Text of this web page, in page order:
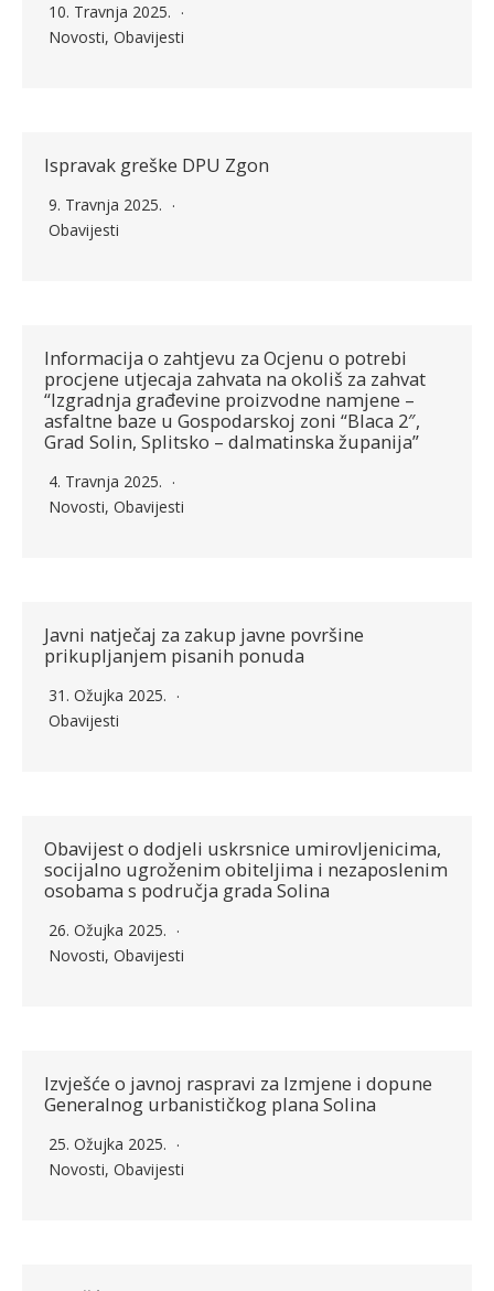
10. Travnja 2025.
Novosti, Obavijesti
Ispravak greške DPU Zgon
9. Travnja 2025.
Obavijesti
Informacija o zahtjevu za Ocjenu o potrebi
procjene utjecaja zahvata na okoliš za zahvat
“Izgradnja građevine proizvodne namjene –
asfaltne baze u Gospodarskoj zoni “Blaca 2″,
Grad Solin, Splitsko – dalmatinska županija”
4. Travnja 2025.
Novosti, Obavijesti
Javni natječaj za zakup javne površine
prikupljanjem pisanih ponuda
31. Ožujka 2025.
Obavijesti
Obavijest o dodjeli uskrsnice umirovljenicima,
socijalno ugroženim obiteljima i nezaposlenim
osobama s područja grada Solina
26. Ožujka 2025.
Novosti, Obavijesti
Izvješće o javnoj raspravi za Izmjene i dopune
Generalnog urbanističkog plana Solina
25. Ožujka 2025.
Novosti, Obavijesti